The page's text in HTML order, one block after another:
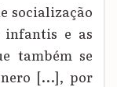
socialização
infantis e as
também se
[...], por